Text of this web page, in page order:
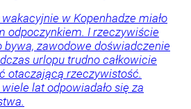
w Kopenhadze miało
odpoczynkiem. I rzeczywiście
bywa, zawodowe doświadczenie
urlopu trudno całkowicie
otaczającą rzeczywistość.
lat odpowiadało się za